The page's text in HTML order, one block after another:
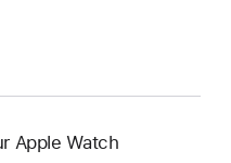
Apple Watch